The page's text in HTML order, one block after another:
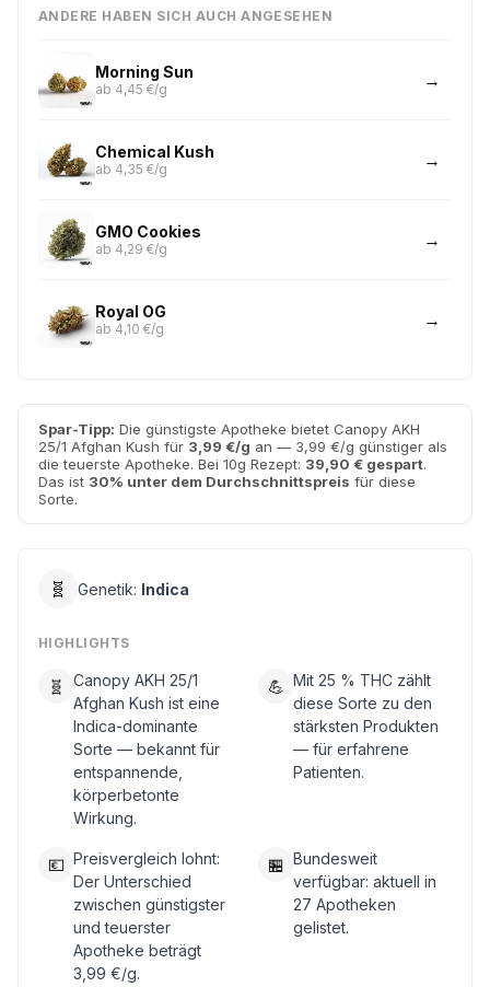
ANDERE HABEN SICH AUCH ANGESEHEN
Morning Sun
ab 4,45 €/g
Chemical Kush
ab 4,35 €/g
GMO Cookies
ab 4,29 €/g
Royal OG
ab 4,10 €/g
Spar-Tipp: Die günstigste Apotheke bietet Canopy AKH
25/1 Afghan Kush für 3,99 €/g an — 3,99 €/g günstiger als
die teuerste Apotheke. Bei 10g Rezept: 39,90 € gespart.
Das ist 30% unter dem Durchschnittspreis für diese
Sorte.
🧬 Genetik: Indica
HIGHLIGHTS
🧬
Canopy AKH 25/1
Afghan Kush ist eine
Indica-dominante
Sorte — bekannt für
entspannende,
körperbetonte
Wirkung.
💪 Mit 25 % THC zählt
diese Sorte zu den
stärksten Produkten
— für erfahrene
Patienten.
💶 Preisvergleich lohnt:
Der Unterschied
zwischen günstigster
und teuerster
Apotheke beträgt
3,99 €/g.
🏪 Bundesweit
verfügbar: aktuell in
27 Apotheken
gelistet.